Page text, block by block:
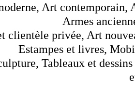
Art contemporain,
Armes
clientèle privée, Art
Estampes et livres,
Tableaux et